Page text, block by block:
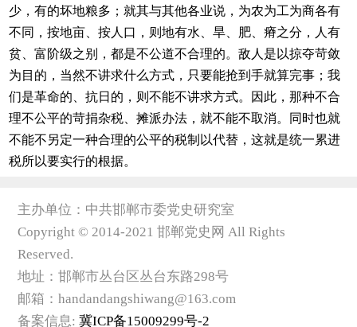
少，有的坏地粮多；就其与其他各业说，为农为工为商各有
不同，按地亩、按人口，则地有水、旱、肥、瘠之分，人有
贫、富阶级之别，都是不公道不合理的。敌人是以掠夺苛敛
为目的，当然不讲求什么方式，只要能抢到手就算完事；我
们是革命的、抗日的，则不能不讲求方式。因此，那种不合
理不公平的苛捐杂税、摊派办法，就不能不取消。同时也就
不能不另定一种合理的公平的税制以代替，这就是统一累进
税所以要实行的根据。
主办单位：中共邯郸市委党史研究室
Copyright © 2014-2021 邯郸党史网 All Rights
Reserved.
地址：邯郸市丛台区丛台东路298号
邮箱：handandangshiwang@163.com
备案信息: 冀ICP备15009299号-2